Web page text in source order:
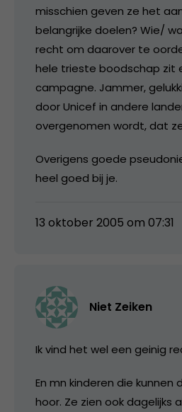
misschien geven ze het
belangrijke doelen? Wie/
recht om daarover te
hele trieste boodschap zit
campagne. Jammer,
door Unicef in andere
overgenomen wordt, dat
Overigens goede
heel goed bij je.
13 oktober 2005 om 07:31
Niet Zeiken
Ik vind het wel een geinig
En mn kinderen die kunnen
hoor. Ze zien ook dagelijks